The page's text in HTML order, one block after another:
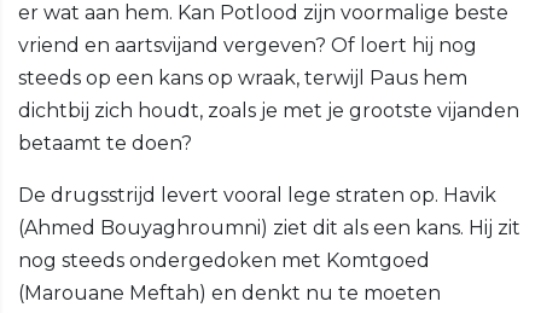
er wat aan hem. Kan Potlood zijn voormalige beste
vriend en aartsvijand vergeven? Of loert hij nog
steeds op een kans op wraak, terwijl Paus hem
dichtbij zich houdt, zoals je met je grootste vijanden
betaamt te doen?
De drugsstrijd levert vooral lege straten op. Havik
(Ahmed Bouyaghroumni) ziet dit als een kans. Hij zit
nog steeds ondergedoken met Komtgoed
(Marouane Meftah) en denkt nu te moeten